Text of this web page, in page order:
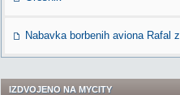
Nabavka borbenih aviona Rafal
IZDVOJENO NA MYCITY